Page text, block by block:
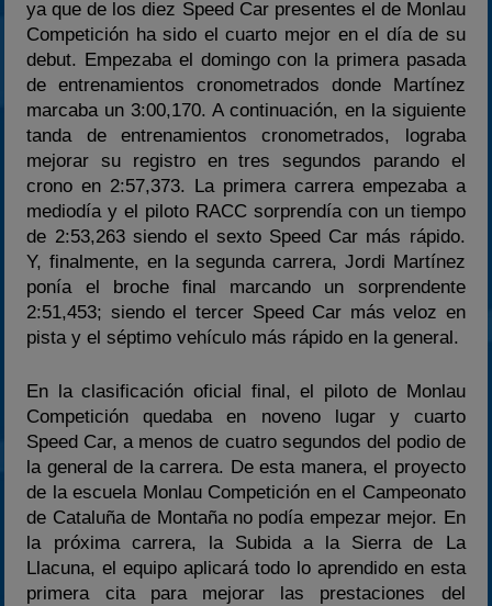
ya que de los diez Speed Car presentes el de Monlau
Competición ha sido el cuarto mejor en el día de su
debut. Empezaba el domingo con la primera pasada
de entrenamientos cronometrados donde Martínez
marcaba un 3:00,170. A continuación, en la siguiente
tanda de entrenamientos cronometrados, lograba
mejorar su registro en tres segundos parando el
crono en 2:57,373. La primera carrera empezaba a
mediodía y el piloto RACC sorprendía con un tiempo
de 2:53,263 siendo el sexto Speed Car más rápido.
Y, finalmente, en la segunda carrera, Jordi Martínez
ponía el broche final marcando un sorprendente
2:51,453; siendo el tercer Speed Car más veloz en
pista y el séptimo vehículo más rápido en la general.
En la clasificación oficial final, el piloto de Monlau
Competición quedaba en noveno lugar y cuarto
Speed Car, a menos de cuatro segundos del podio de
la general de la carrera. De esta manera, el proyecto
de la escuela Monlau Competición en el Campeonato
de Cataluña de Montaña no podía empezar mejor. En
la próxima carrera, la Subida a la Sierra de La
Llacuna, el equipo aplicará todo lo aprendido en esta
primera cita para mejorar las prestaciones del